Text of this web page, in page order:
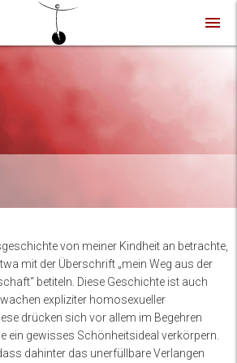
menu
von meiner Kindheit an betrachte,
mit der Überschrift „mein Weg aus der
betiteln. Diese Geschichte ist auch
expliziter homosexueller
drücken sich vor allem im Begehren
ein gewisses Schönheitsideal verkörpern.
dahinter das unerfüllbare Verlangen